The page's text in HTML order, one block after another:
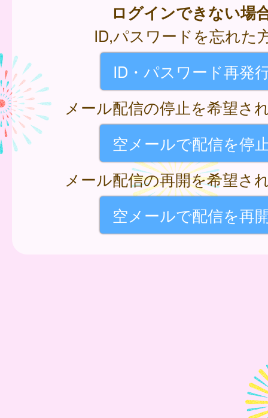
ログインできない場
ID,パスワードを忘れた
ID・パスワード再発
メール配信の停止を希望さ
空メールで配信を停
メール配信の再開を希望さ
空メールで配信を再